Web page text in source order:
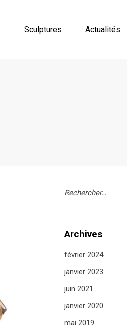
Sculptures Actualités
Search
Archives
février 2024
janvier 2023
juin 2021
janvier 2020
mai 2019